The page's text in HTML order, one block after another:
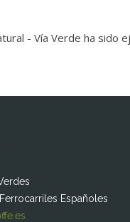
- Vía Verde ha sido
Españoles